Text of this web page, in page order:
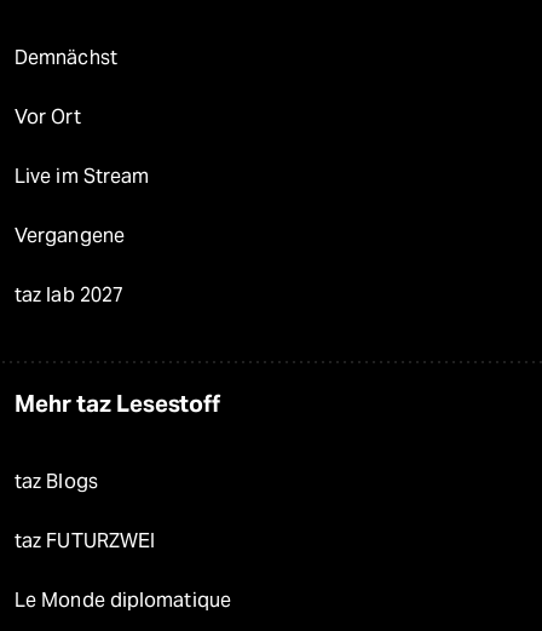
Demnächst
Vor Ort
Live im Stream
Vergangene
taz lab 2027
Mehr taz Lesestoff
taz Blogs
taz FUTURZWEI
Le Monde diplomatique